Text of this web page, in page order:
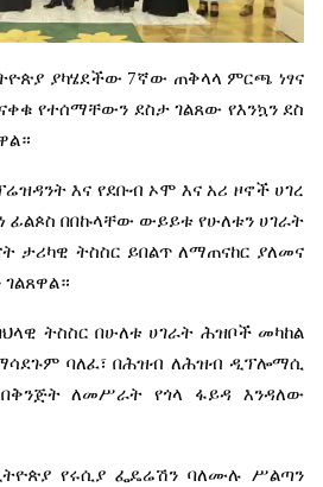
ያካሄደችው 7ኛው ጠቅላላ ምርጫ ነፃና
የተሰማቸውን ደስታ ገልጸው የእንኳን ደስ
እና የደቡብ ኦሞ እና አሪ ዞኖች ሀገረ
ፊልጶስ በበኩላቸው ውይይቱ የሁለቱን ሀገራት
ታሪካዊ ትስስር ይበልጥ ለማጠናከር ያለመና
ገልጸዋል።
ትስስር በሁለቱ ሀገራት ሕዝቦች መካከል
ባለፈ፣ በሕዝብ ለሕዝብ ዲፕሎማሲ
በቅንጅት ለመሥራት የጎላ ፋይዳ
እንዳለው
የሩሲያ ፌዴሬሽን ባለሙሉ ሥልጣን